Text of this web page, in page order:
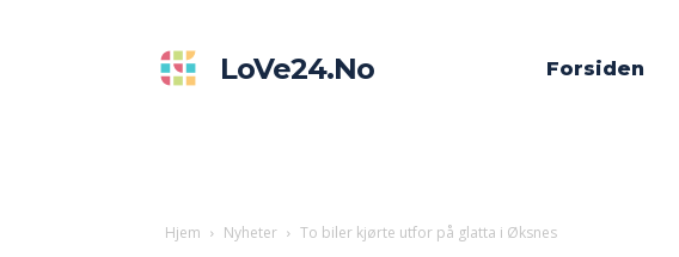
LoVe24.no Forsiden
Hjem Nyheter To biler kjørte utfor på glatta i Øksnes